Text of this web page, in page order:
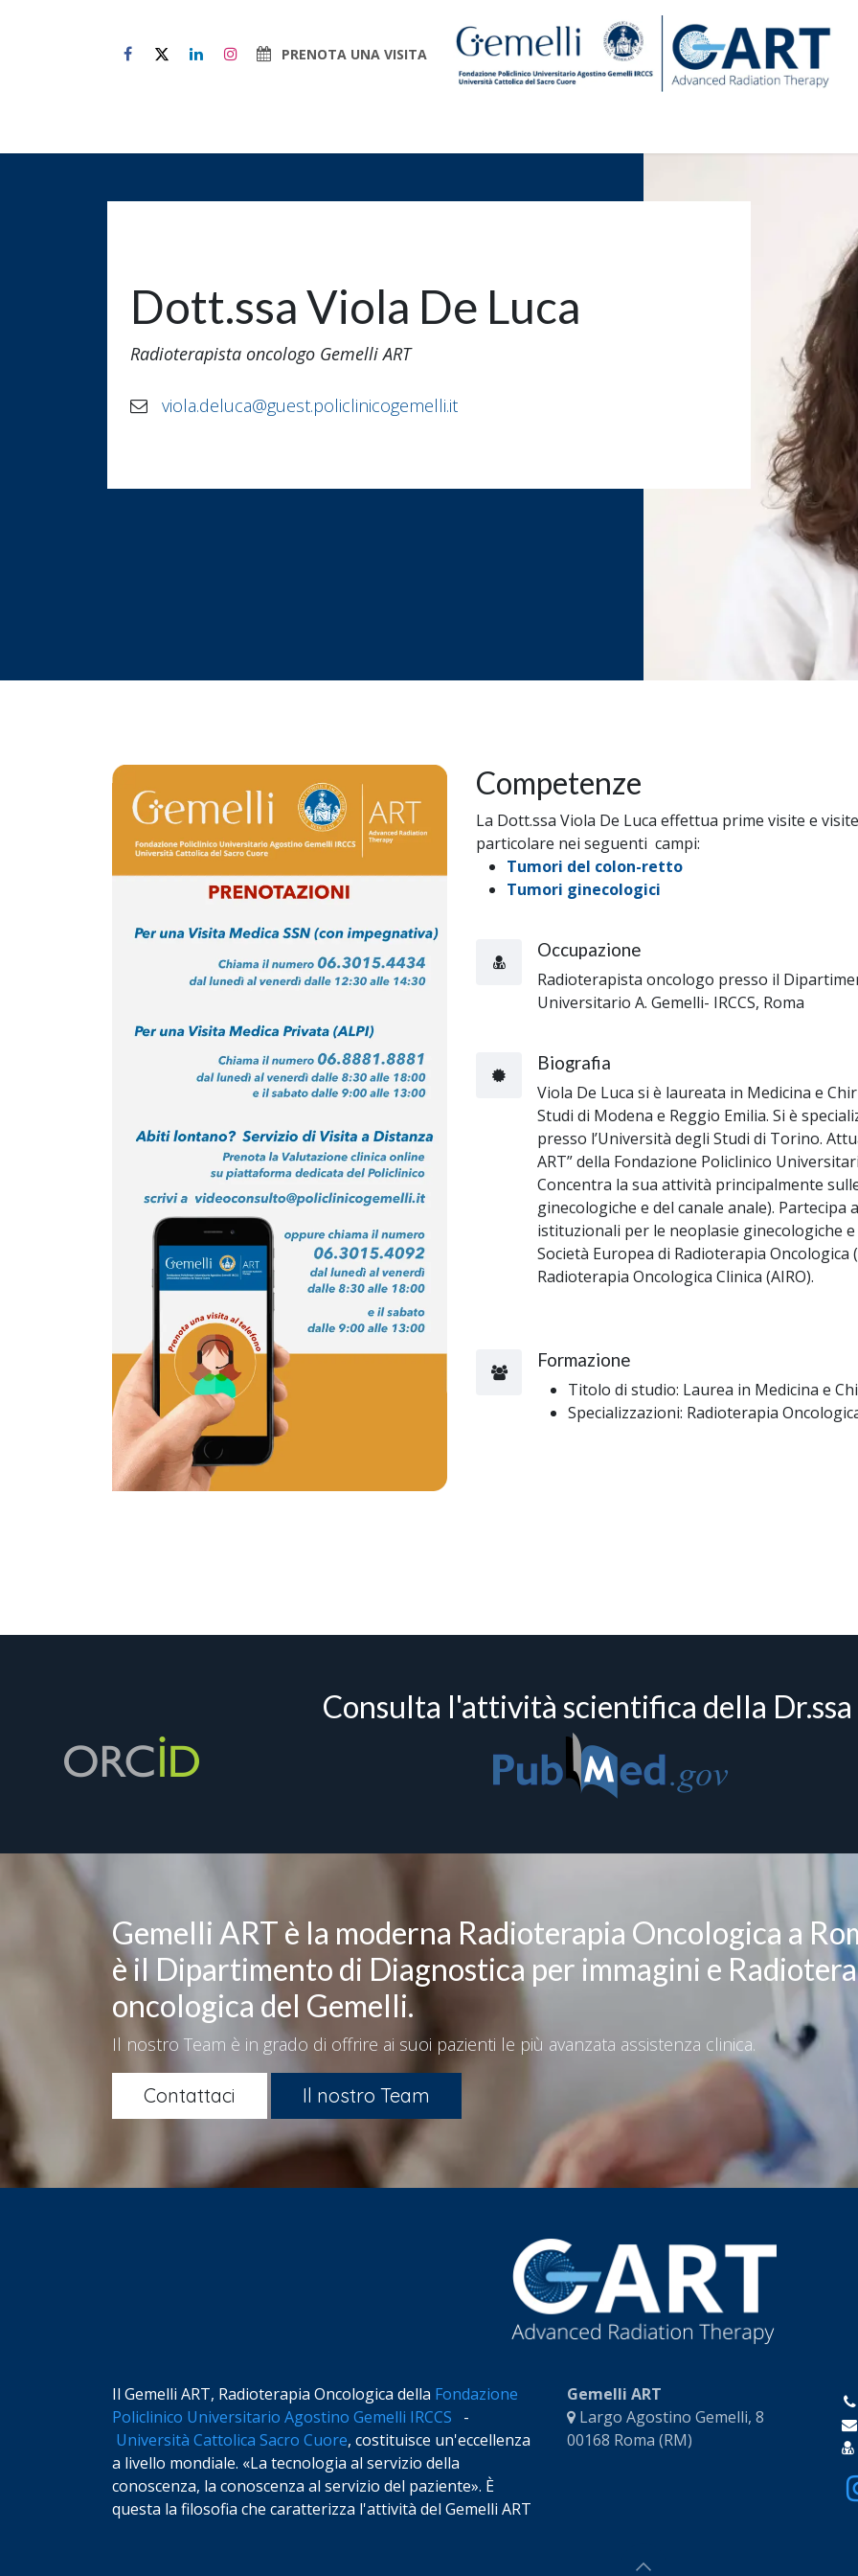
PRENOTA UNA VISITA
Dott.ssa Viola De Luca
Radioterapista oncologo Gemelli ART
viola.deluca@guest.policlinicogemelli.it
Competenze
La Dott.ssa Viola De Luca effettua prime visite e
particolare nei seguenti campi:
Tumori del colon-retto
Tumori ginecologici
Occupazione
Radioterapista oncologo presso il
Universitario A. Gemelli- IRCCS, Roma
Biografia
Viola De Luca si è laureata in Medicina e
Studi di Modena e Reggio Emilia. Si è
presso l’Università degli Studi di Torino.
ART” della Fondazione Policlinico
Concentra la sua attività principalmente
ginecologiche e del canale anale).
istituzionali per le neoplasie ginecologiche
Società Europea di Radioterapia Oncologica
Radioterapia Oncologica Clinica (AIRO).
Formazione
Titolo di studio: Laurea in Medicina e
Specializzazioni: Radioterapia
Consulta l'attività scientifica della Dr.ssa
Gemelli ART è la moderna Radioterapia Oncologica a
è il Dipartimento di Diagnostica per immagini e
oncologica del Gemelli.
Il nostro Team è in grado di offrire ai suoi pazienti le più avanzata assistenza clinica.
Contattaci Il nostro Team
Il Gemelli ART, Radioterapia Oncologica della Fondazione
Policlinico Universitario Agostino Gemelli IRCCS -
Università Cattolica Sacro Cuore, costituisce un'eccellenza
a livello mondiale. «La tecnologia al servizio della
conoscenza, la conoscenza al servizio del paziente». È
questa la filosofia che caratterizza l'attività del Gemelli ART
Gemelli ART
Largo Agostino Gemelli, 8
00168 Roma (RM)